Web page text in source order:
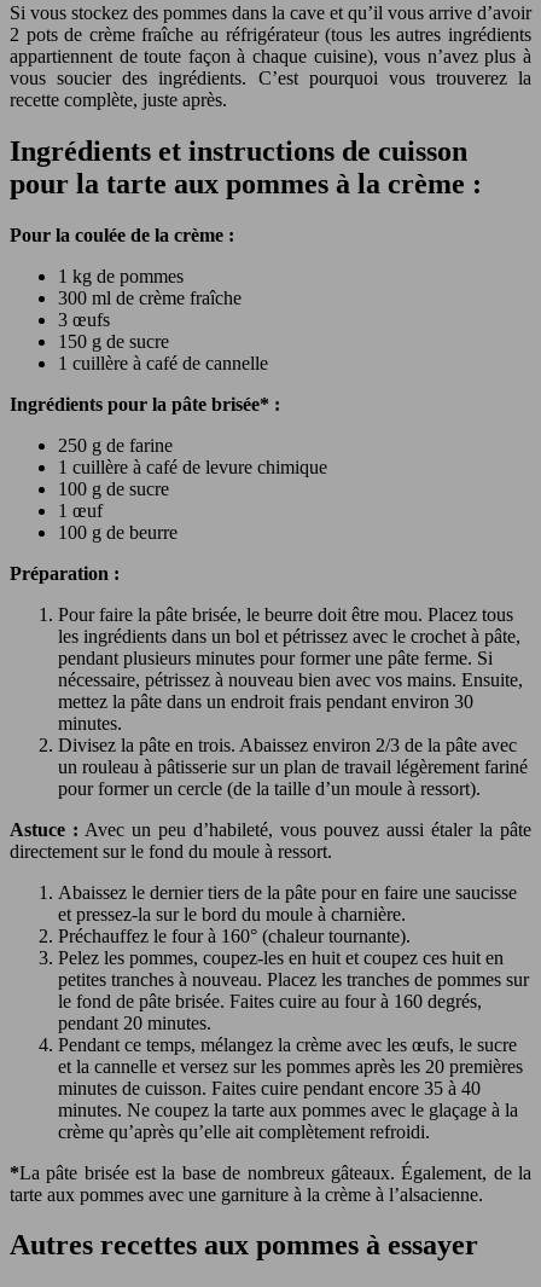
Si vous stockez des pommes dans la cave et qu’il vous arrive d’avoir
2 pots de crème fraîche au réfrigérateur (tous les autres ingrédients
appartiennent de toute façon à chaque cuisine), vous n’avez plus à
vous soucier des ingrédients. C’est pourquoi vous trouverez la
recette complète, juste après.
Ingrédients et instructions de cuisson
pour la tarte aux pommes à la crème :
Pour la coulée de la crème :
1 kg de pommes
300 ml de crème fraîche
3 œufs
150 g de sucre
1 cuillère à café de cannelle
Ingrédients pour la pâte brisée* :
250 g de farine
1 cuillère à café de levure chimique
100 g de sucre
1 œuf
100 g de beurre
Préparation :
Pour faire la pâte brisée, le beurre doit être mou. Placez tous
les ingrédients dans un bol et pétrissez avec le crochet à pâte,
pendant plusieurs minutes pour former une pâte ferme. Si
nécessaire, pétrissez à nouveau bien avec vos mains. Ensuite,
mettez la pâte dans un endroit frais pendant environ 30
minutes.
Divisez la pâte en trois. Abaissez environ 2/3 de la pâte avec
un rouleau à pâtisserie sur un plan de travail légèrement fariné
pour former un cercle (de la taille d’un moule à ressort).
Astuce : Avec un peu d’habileté, vous pouvez aussi étaler la pâte
directement sur le fond du moule à ressort.
Abaissez le dernier tiers de la pâte pour en faire une saucisse
et pressez-la sur le bord du moule à charnière.
Préchauffez le four à 160° (chaleur tournante).
Pelez les pommes, coupez-les en huit et coupez ces huit en
petites tranches à nouveau. Placez les tranches de pommes sur
le fond de pâte brisée. Faites cuire au four à 160 degrés,
pendant 20 minutes.
Pendant ce temps, mélangez la crème avec les œufs, le sucre
et la cannelle et versez sur les pommes après les 20 premières
minutes de cuisson. Faites cuire pendant encore 35 à 40
minutes. Ne coupez la tarte aux pommes avec le glaçage à la
crème qu’après qu’elle ait complètement refroidi.
*La pâte brisée est la base de nombreux gâteaux. Également, de la
tarte aux pommes avec une garniture à la crème à l’alsacienne.
Autres recettes aux pommes à essayer